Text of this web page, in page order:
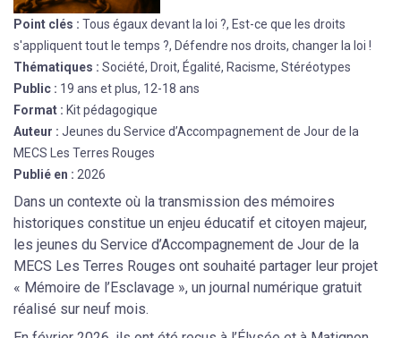
Point clés : Tous égaux devant la loi ?, Est-ce que les droits
s'appliquent tout le temps ?, Défendre nos droits, changer la loi !
Thématiques : Société, Droit, Égalité, Racisme, Stéréotypes
Public : 19 ans et plus, 12-18 ans
Format : Kit pédagogique
Auteur : Jeunes du Service d’Accompagnement de Jour de la
MECS Les Terres Rouges
Publié en : 2026
Dans un contexte où la transmission des mémoires
historiques constitue un enjeu éducatif et citoyen majeur,
les jeunes du Service d’Accompagnement de Jour de la
MECS Les Terres Rouges ont souhaité partager leur projet
« Mémoire de l’Esclavage », un journal numérique gratuit
réalisé sur neuf mois.